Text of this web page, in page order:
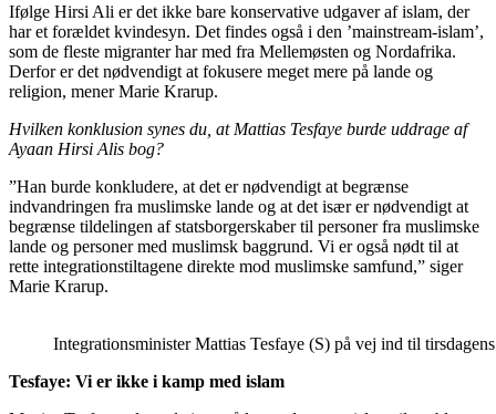
Ifølge Hirsi Ali er det ikke bare konservative udgaver af islam, der
har et forældet kvindesyn. Det findes også i den ’mainstream-islam’,
som de fleste migranter har med fra Mellemøsten og Nordafrika.
Derfor er det nødvendigt at fokusere meget mere på lande og
religion, mener Marie Krarup.
Hvilken konklusion synes du, at Mattias Tesfaye burde uddrage af
Ayaan Hirsi Alis bog?
”Han burde konkludere, at det er nødvendigt at begrænse
indvandringen fra muslimske lande og at det især er nødvendigt at
begrænse tildelingen af statsborgerskaber til personer fra muslimske
lande og personer med muslimsk baggrund. Vi er også nødt til at
rette integrationstiltagene direkte mod muslimske samfund,” siger
Marie Krarup.
Integrationsminister Mattias Tesfaye (S) på vej ind til
Tesfaye: Vi er ikke i kamp med islam